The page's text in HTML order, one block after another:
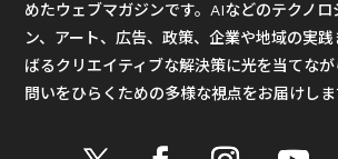
めたウェブマガジンです。AIなどのテクノロ
ン、アート、広告、政策、企業や地域の実
ばるクリエイティブな解決策に光を当てな
問いをひらくための多様な視点をお届けしま